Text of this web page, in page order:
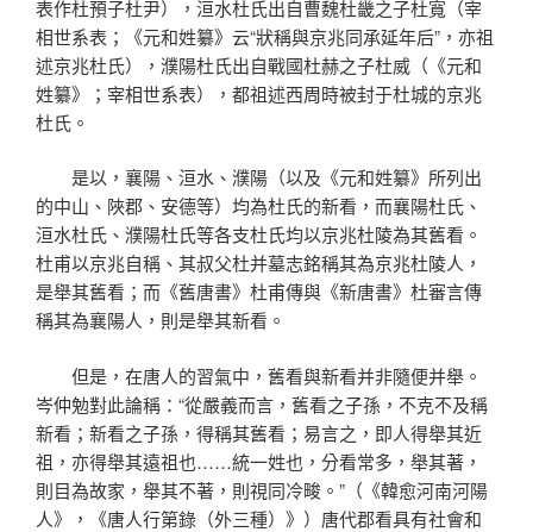
表作杜預子杜尹），洹水杜氏出自曹魏杜畿之子杜寬（宰
相世系表；《元和姓纂》云“狀稱與京兆同承延年后”，亦祖
述京兆杜氏），濮陽杜氏出自戰國杜赫之子杜威（《元和
姓纂》；宰相世系表），都祖述西周時被封于杜城的京兆
杜氏。
是以，襄陽、洹水、濮陽（以及《元和姓纂》所列出
的中山、陜郡、安德等）均為杜氏的新看，而襄陽杜氏、
洹水杜氏、濮陽杜氏等各支杜氏均以京兆杜陵為其舊看。
杜甫以京兆自稱、其叔父杜并墓志銘稱其為京兆杜陵人，
是舉其舊看；而《舊唐書》杜甫傳與《新唐書》杜審言傳
稱其為襄陽人，則是舉其新看。
但是，在唐人的習氣中，舊看與新看并非隨便并舉。
岑仲勉對此論稱：“從嚴義而言，舊看之子孫，不克不及稱
新看；新看之子孫，得稱其舊看；易言之，即人得舉其近
祖，亦得舉其遠祖也……統一姓也，分看常多，舉其著，
則目為故家，舉其不著，則視同冷畯。”（《韓愈河南河陽
人》，《唐人行第錄（外三種）》）唐代郡看具有社會和